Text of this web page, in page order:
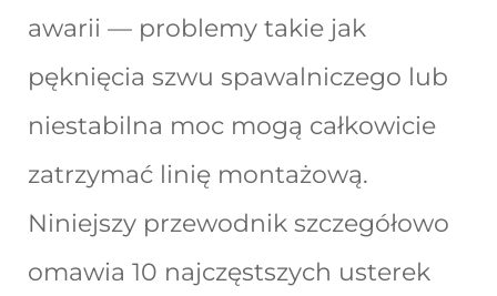
awarii — problemy takie jak
pęknięcia szwu spawalniczego lub
niestabilna moc mogą całkowicie
zatrzymać linię montażową.
Niniejszy przewodnik szczegółowo
omawia 10 najczęstszych usterek